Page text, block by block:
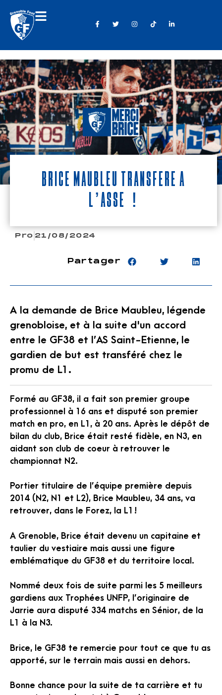
Brice Maubleu transféré à
l’ASSE !
Pro 21/08/2024
Partager
A la demande de Brice Maubleu, légende
grenobloise, et à la suite d'un accord
entre le GF38 et l’AS Saint-Etienne, le
gardien de but est transféré chez le
promu de L1.
Formé au GF38, il a fait son premier groupe
professionnel à 16 ans et disputé son premier
match en pro, en L1, à 20 ans. Après le dépôt de
bilan du club, Brice était resté fidèle, en N3, en
aidant son club de coeur à retrouver le
championnat N2.
Portier titulaire de l’équipe première depuis
2014 (N2, N1 et L2), Brice Maubleu, 34 ans, va
retrouver, dans le Forez, la L1 !
A Grenoble, Brice était devenu un capitaine et
taulier du vestiaire mais aussi une figure
emblématique du GF38 et du territoire local.
Nommé deux fois de suite parmi les 5 meilleurs
gardiens aux Trophées UNFP, l’originaire de
Jarrie aura disputé 334 matchs en Sénior, de la
L1 à la N3.
Brice, le GF38 te remercie pour tout ce que tu as
apporté, sur le terrain mais aussi en dehors.
Bonne chance pour la suite de ta carrière et tu